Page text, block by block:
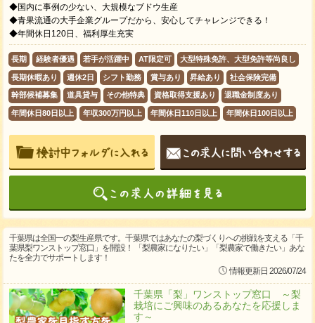
◆国内に事例の少ない、大規模なブドウ生産
◆青果流通の大手企業グループだから、安心してチャレンジできる！
◆年間休日120日、福利厚生充実
長期 経験者優遇 若手が活躍中 AT限定可 大型特殊免許、大型免許等尚良し
長期休暇あり 週休2日 シフト勤務 賞与あり 昇給あり 社会保険完備
幹部候補募集 道具貸与 その他特典 資格取得支援あり 退職金制度あり
年間休日80日以上 年収300万円以上 年間休日110日以上 年間休日100日以上
千葉県は全国一の梨生産県です。千葉県ではあなたの梨づくりへの挑戦を支える「千
葉県梨ワンストップ窓口」を開設！ 「梨農家になりたい」「梨農家で働きたい」あな
たを全力でサポートします！
情報更新日 2026/07/24
千葉県「梨」ワンストップ窓口 ～梨
栽培にご興味のあるあなたを応援しま
す～